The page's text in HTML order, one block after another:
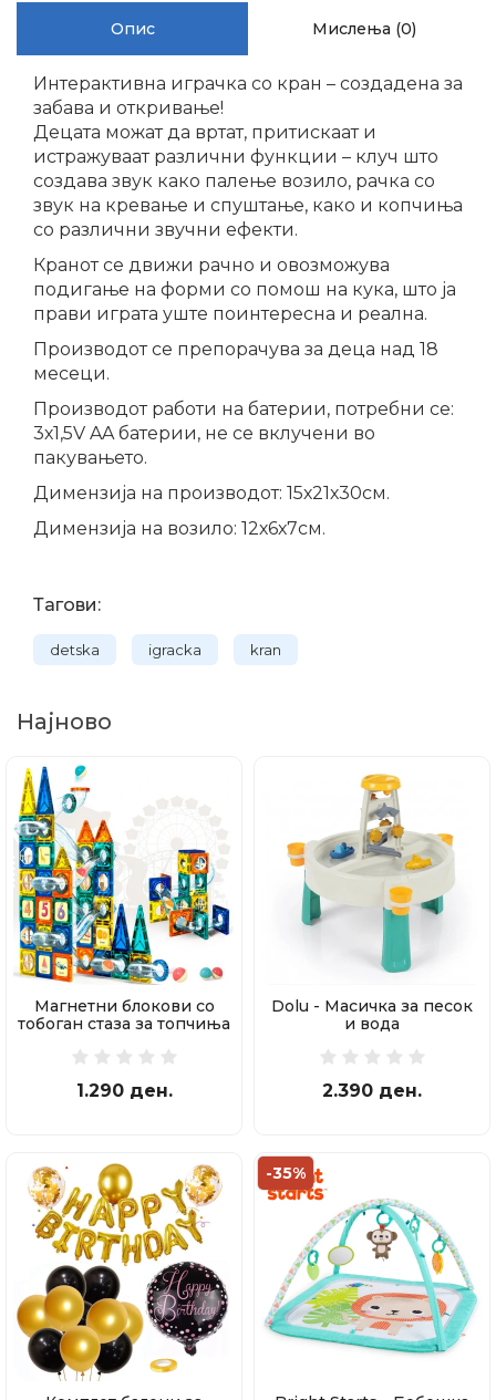
Опис Мислења (0)
Интерактивна играчка со кран – создадена за
забава и откривање!
Децата можат да вртат, притискаат и
истражуваат различни функции – клуч што
создава звук како палење возило, рачка со
звук на кревање и спуштање, како и копчиња
со различни звучни ефекти.
Кранот се движи рачно и овозможува
подигање на форми со помош на кука, што ја
прави играта уште поинтересна и реална.
Производот се препорачува за деца над 18
месеци.
Производот работи на батерии, потребни се:
3х1,5V AA батерии, не се вклучени во
пакувањето.
Димензија на производот: 15х21х30см.
Димензија на возило: 12х6х7см.
Тагови:
detska igracka kran
Најново
Магнетни блокови со
тобоган стаза за топчиња
1.290 ден.
Dolu - Масичка за песок
и вода
2.390 ден.
-35%